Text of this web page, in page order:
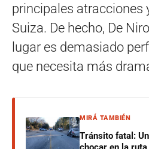
principales atracciones
Suiza. De hecho, De
lugar es demasiado
que necesita más
MIRÁ TAMBIÉN
Tránsito fatal: